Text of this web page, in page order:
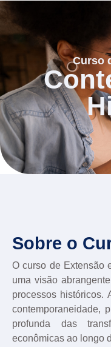
Evolução
Curso
Sobre o
O curso de Extensão
uma visão
processos históricos.
contemporaneidade,
profunda das
econômicas ao longo